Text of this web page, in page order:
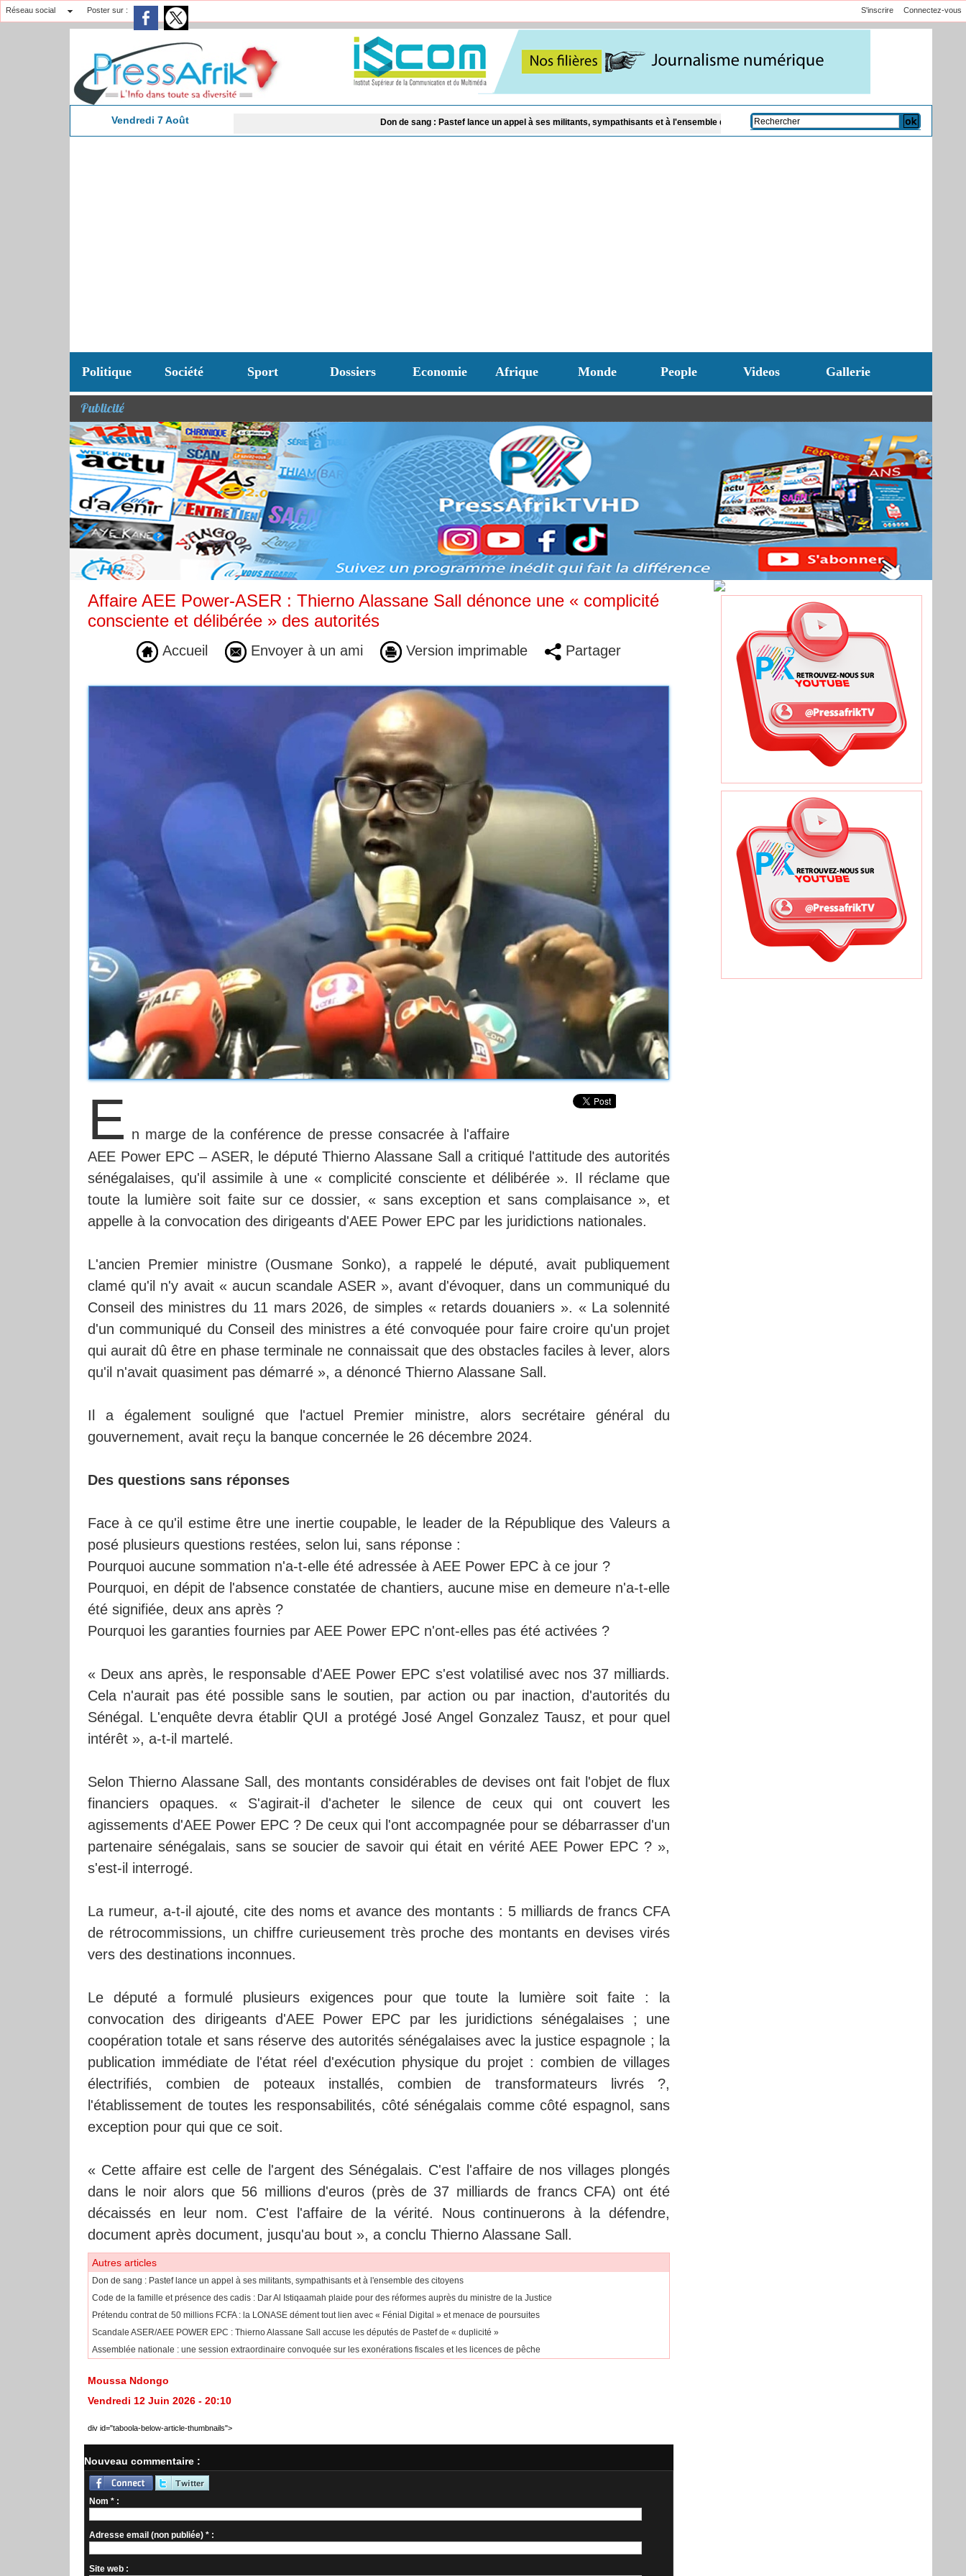
Réseau social Poster sur : Connectez-vous
S'inscrire
Vendredi 7 Août Don de sang : Pastef lance un appel à ses militants, sympathisants et à l'ensemble des citoyens Code de la famille et présence des cadis : Dar Al Istiqaamah
Politique Société Sport Dossiers Economie Afrique Monde People Videos Gallerie
Publicité
Affaire AEE Power-ASER : Thierno Alassane Sall dénonce une « complicité
consciente et délibérée » des autorités
Accueil Envoyer à un ami Version imprimable Partager
E n marge de la conférence de presse consacrée à l'affaire
AEE Power EPC – ASER, le député Thierno Alassane Sall a critiqué l'attitude des autorités
sénégalaises, qu'il assimile à une « complicité consciente et délibérée ». Il réclame que
toute la lumière soit faite sur ce dossier, « sans exception et sans complaisance », et
appelle à la convocation des dirigeants d'AEE Power EPC par les juridictions nationales.
L'ancien Premier ministre (Ousmane Sonko), a rappelé le député, avait publiquement
clamé qu'il n'y avait « aucun scandale ASER », avant d'évoquer, dans un communiqué du
Conseil des ministres du 11 mars 2026, de simples « retards douaniers ». « La solennité
d'un communiqué du Conseil des ministres a été convoquée pour faire croire qu'un projet
qui aurait dû être en phase terminale ne connaissait que des obstacles faciles à lever, alors
qu'il n'avait quasiment pas démarré », a dénoncé Thierno Alassane Sall.
Il a également souligné que l'actuel Premier ministre, alors secrétaire général du
gouvernement, avait reçu la banque concernée le 26 décembre 2024.
Des questions sans réponses
Face à ce qu'il estime être une inertie coupable, le leader de la République des Valeurs a
posé plusieurs questions restées, selon lui, sans réponse :
Pourquoi aucune sommation n'a-t-elle été adressée à AEE Power EPC à ce jour ?
Pourquoi, en dépit de l'absence constatée de chantiers, aucune mise en demeure n'a-t-elle
été signifiée, deux ans après ?
Pourquoi les garanties fournies par AEE Power EPC n'ont-elles pas été activées ?
« Deux ans après, le responsable d'AEE Power EPC s'est volatilisé avec nos 37 milliards.
Cela n'aurait pas été possible sans le soutien, par action ou par inaction, d'autorités du
Sénégal. L'enquête devra établir QUI a protégé José Angel Gonzalez Tausz, et pour quel
intérêt », a-t-il martelé.
Selon Thierno Alassane Sall, des montants considérables de devises ont fait l'objet de flux
financiers opaques. « S'agirait-il d'acheter le silence de ceux qui ont couvert les
agissements d'AEE Power EPC ? De ceux qui l'ont accompagnée pour se débarrasser d'un
partenaire sénégalais, sans se soucier de savoir qui était en vérité AEE Power EPC ? »,
s'est-il interrogé.
La rumeur, a-t-il ajouté, cite des noms et avance des montants : 5 milliards de francs CFA
de rétrocommissions, un chiffre curieusement très proche des montants en devises virés
vers des destinations inconnues.
Le député a formulé plusieurs exigences pour que toute la lumière soit faite : la
convocation des dirigeants d'AEE Power EPC par les juridictions sénégalaises ; une
coopération totale et sans réserve des autorités sénégalaises avec la justice espagnole ; la
publication immédiate de l'état réel d'exécution physique du projet : combien de villages
électrifiés, combien de poteaux installés, combien de transformateurs livrés ?,
l'établissement de toutes les responsabilités, côté sénégalais comme côté espagnol, sans
exception pour qui que ce soit.
« Cette affaire est celle de l'argent des Sénégalais. C'est l'affaire de nos villages plongés
dans le noir alors que 56 millions d'euros (près de 37 milliards de francs CFA) ont été
décaissés en leur nom. C'est l'affaire de la vérité. Nous continuerons à la défendre,
document après document, jusqu'au bout », a conclu Thierno Alassane Sall.
Autres articles
Don de sang : Pastef lance un appel à ses militants, sympathisants et à l'ensemble des citoyens
Code de la famille et présence des cadis : Dar Al Istiqaamah plaide pour des réformes auprès du ministre de la Justice
Prétendu contrat de 50 millions FCFA : la LONASE dément tout lien avec « Fénial Digital » et menace de poursuites
Scandale ASER/AEE POWER EPC : Thierno Alassane Sall accuse les députés de Pastef de « duplicité »
Assemblée nationale : une session extraordinaire convoquée sur les exonérations fiscales et les licences de pêche
Moussa Ndongo
Vendredi 12 Juin 2026 - 20:10
div id="taboola-below-article-thumbnails">
Nouveau commentaire :
Nom * :
Adresse email (non publiée) * :
Site web :